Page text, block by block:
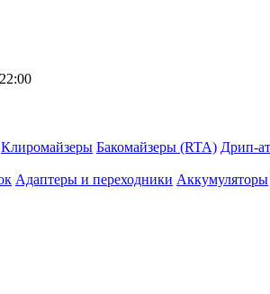
Клиромайзеры Бакомайзеры (RTA) Дрип-
Адаптеры и переходники Аккумуляторы